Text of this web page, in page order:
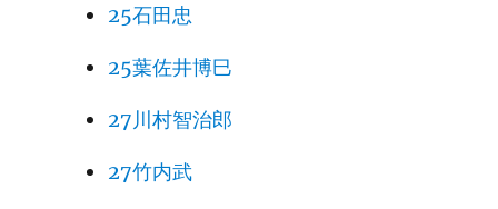
25石田忠
25葉佐井博巳
27川村智治郎
27竹内武